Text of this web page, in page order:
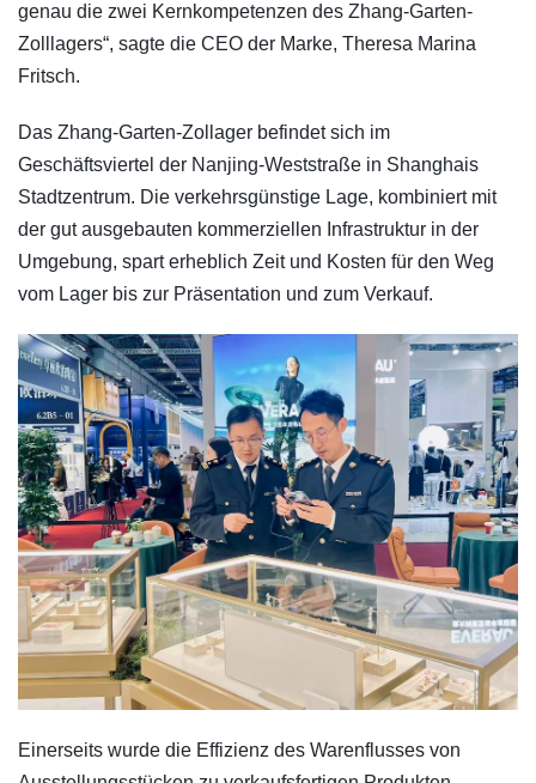
genau die zwei Kernkompetenzen des Zhang-Garten-
Zolllagers“, sagte die CEO der Marke, Theresa Marina
Fritsch.
Das Zhang-Garten-Zollager befindet sich im
Geschäftsviertel der Nanjing-Weststraße in Shanghais
Stadtzentrum. Die verkehrsgünstige Lage, kombiniert mit
der gut ausgebauten kommerziellen Infrastruktur in der
Umgebung, spart erheblich Zeit und Kosten für den Weg
vom Lager bis zur Präsentation und zum Verkauf.
Einerseits wurde die Effizienz des Warenflusses von